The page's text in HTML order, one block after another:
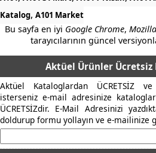
Katalog, A101 Market
Bu sayfa en iyi Google Chrome,
tarayıcılarının güncel
Aktüel Ürünler Ücretsiz
Aktüel Kataloglardan ÜCRETSİZ
isterseniz e-mail adresinize
ÜCRETSİZdir. E-Mail Adresinizi
doldurup formu yollayın ve e-mailinize